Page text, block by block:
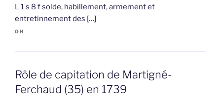
L 1 s 8 f solde, habillement, armement et
entretinnement des […]
OH
Rôle de capitation de Martigné-
Ferchaud (35) en 1739